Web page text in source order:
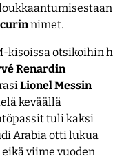
nimet.
kisoissa otsikoihin
Renardin
Lionel Messin
keväällä
tuli kaksi
Arabia otti lukua
viime vuoden